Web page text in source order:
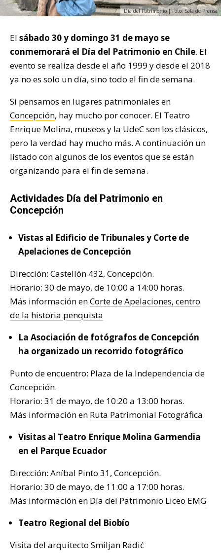
Día del Patrimonio | Foto: Sala de Prensa
El sábado 30 y domingo 31 de mayo se
conmemorará el Día del Patrimonio en Chile. El
evento se realiza desde el año 1999 y desde el 2018
ya no es solo un día, sino todo el fin de semana.
Si pensamos en lugares patrimoniales en
Concepción, hay mucho por conocer. El Teatro
Enrique Molina, museos y la UdeC son los clásicos,
pero la verdad hay mucho más. A continuación un
listado con algunos de los eventos que se están
organizando para el fin de semana.
Actividades Día del Patrimonio en
Concepción
Vistas al Edificio de Tribunales y Corte de
Apelaciones de Concepción
Dirección: Castellón 432, Concepción.
Horario: 30 de mayo, de 10:00 a 14:00 horas.
Más información enCorte de Apelaciones, centro
de la historia penquista
La Asociación de fotógrafos de Concepción
ha organizado un recorrido fotográfico
Punto de encuentro: Plaza de la Independencia de
Concepción.
Horario: 31 de mayo, de 10:20 a 13:00 horas.
Más información en Ruta Patrimonial Fotográfica
Visitas al Teatro Enrique Molina Garmendia
en el Parque Ecuador
Dirección: Aníbal Pinto 31, Concepción.
Horario: 30 de mayo, de 11:00 a 17:00 horas.
Más información en Día del Patrimonio Liceo EMG
Teatro Regional del Biobío
Visita del arquitecto Smiljan Radić